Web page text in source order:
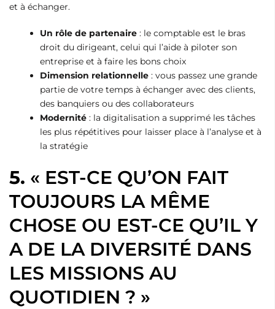
et à échanger.
Un rôle de partenaire : le comptable est le bras
droit du dirigeant, celui qui l’aide à piloter son
entreprise et à faire les bons choix
Dimension relationnelle : vous passez une grande
partie de votre temps à échanger avec des clients,
des banquiers ou des collaborateurs
Modernité : la digitalisation a supprimé les tâches
les plus répétitives pour laisser place à l’analyse et à
la stratégie
5. « EST-CE QU’ON FAIT
TOUJOURS LA MÊME
CHOSE OU EST-CE QU’IL Y
A DE LA DIVERSITÉ DANS
LES MISSIONS AU
QUOTIDIEN ? »